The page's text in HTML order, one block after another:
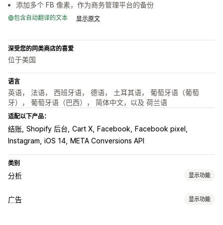
添加多个 FB 像素，作为商务管理平台的备份
包含自动翻译的文本 显示原文
深受您的同类商店的喜爱
位于美国
语言
英语， 法语， 西班牙语， 德语， 土耳其语， 葡萄牙语（葡萄
牙）， 葡萄牙语（巴西）， 简体中文，以及 荷兰语
适配以下产品：
结账 Shopify 后台 Cart X Facebook
Facebook pixel
Instagram iOS 14 META Conversions API
类别
分析 显示功能
客户行为
广告 显示功能